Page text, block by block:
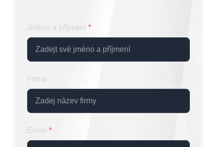
Jméno a příjmení *
Firma
Email *